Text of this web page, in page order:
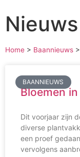
Nieuws
Home > Baannieuws >
BAANNIEUWS
Bloemen
Dit voorjaar zijn
diverse
een proef
vervolgens